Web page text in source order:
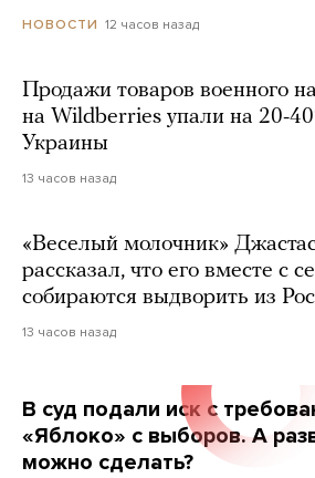
НОВОСТИ 12 часов назад
Продажи товаров военного
на Wildberries упали на 20-
Украины
13 часов назад
«Веселый молочник»
рассказал, что его вместе с
собираются выдворить из
13 часов назад
В суд подали иск с
«Яблоко» с выборов. А
можно сделать?